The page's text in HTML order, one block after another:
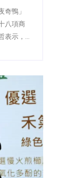
奇鴨」
八項商
表示，